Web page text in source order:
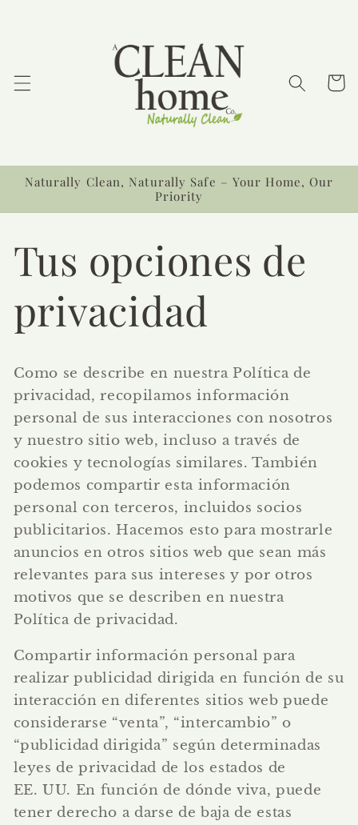
Naturally Clean, Naturally Safe – Your Home, Our
Priority
Tus opciones de
privacidad
Como se describe en nuestra Política de
privacidad, recopilamos información
personal de sus interacciones con nosotros
y nuestro sitio web, incluso a través de
cookies y tecnologías similares. También
podemos compartir esta información
personal con terceros, incluidos socios
publicitarios. Hacemos esto para mostrarle
anuncios en otros sitios web que sean más
relevantes para sus intereses y por otros
motivos que se describen en nuestra
Política de privacidad.
Compartir información personal para
realizar publicidad dirigida en función de su
interacción en diferentes sitios web puede
considerarse “venta”, “intercambio” o
“publicidad dirigida” según determinadas
leyes de privacidad de los estados de
EE. UU. En función de dónde viva, puede
tener derecho a darse de baja de estas